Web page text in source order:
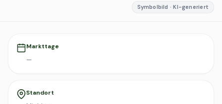
Symbolbild · KI-generiert
Markttage
—
Standort